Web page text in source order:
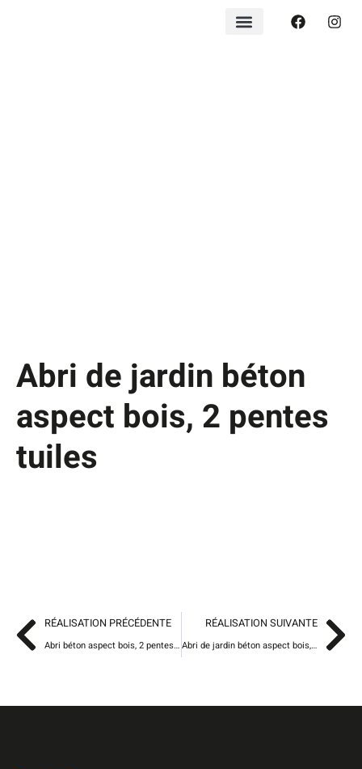
Abri de jardin béton
aspect bois, 2 pentes
tuiles
RÉALISATION PRÉCÉDENTE
Abri béton aspect bois, 2 pentes bac acier, porte et fenêtre en PVC
RÉALISATION SUIVANTE
Abri de jardin béton aspect bois, 2 pentes